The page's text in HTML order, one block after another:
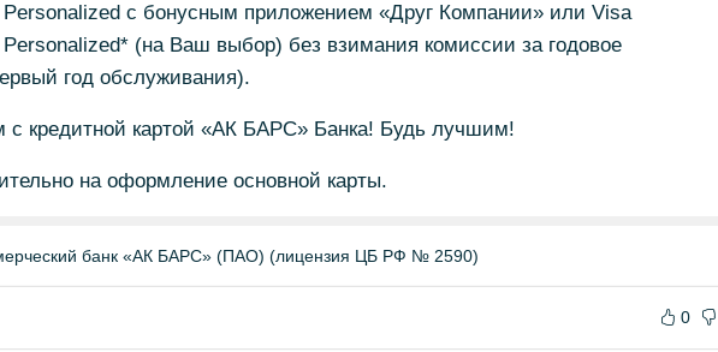
Personalized с бонусным приложением «Друг Компании» или Visa
(на Ваш выбор) без взимания комиссии за годовое
год обслуживания).
с кредитной картой «АК БАРС» Банка! Будь лучшим!
на оформление основной карты.
банк «АК БАРС» (ПАО) (лицензия ЦБ РФ № 2590)
0